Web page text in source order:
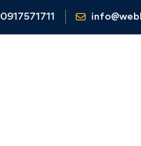
0917571711
La bàn sinh viên